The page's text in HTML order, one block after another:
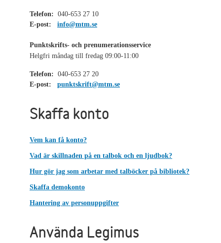
Telefon: 040-653 27 10
E-post:
info@mtm.se
Punktskrifts- och prenumerationsservice
Helgfri måndag till fredag 09:00-11:00
Telefon: 040-653 27 20
E-post:
punktskrift@mtm.se
Skaffa konto
Vem kan få konto?
Vad är skillnaden på en talbok och en ljudbok?
Hur gör jag som arbetar med talböcker på bibliotek?
Skaffa demokonto
Hantering av personuppgifter
Använda Legimus